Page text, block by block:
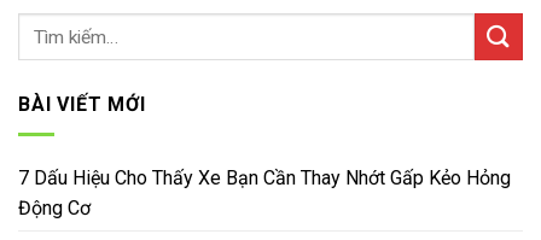
BÀI VIẾT MỚI
7 Dấu Hiệu Cho Thấy Xe Bạn Cần Thay Nhớt Gấp Kẻo Hỏng
Động Cơ